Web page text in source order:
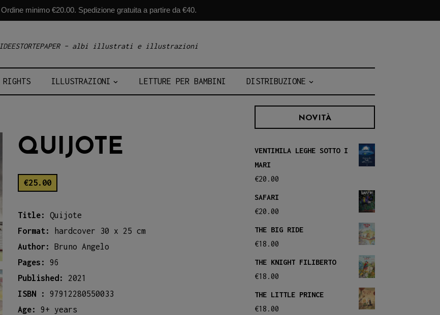
Ordine minimo €20.00. Spedizione gratuita a partire da €40.
IDEESTORTEPAPER – albi illustrati e illustrazioni
RIGHTS ILLUSTRAZIONI LETTURE PER BAMBINI DISTRIBUZIONE
QUIJOTE
€25.00
Title: Quijote
Format:
hardcover 30 x 25 cm
Author:
Bruno Angelo
Pages: 96
Published: 2021
ISBN : 97912280550033
Age: 9+ years
NOVITÀ
VENTIMILA LEGHE SOTTO I
MARI
€20.00
SAFARI
€20.00
THE BIG RIDE
€18.00
THE KNIGHT FILIBERTO
€18.00
THE LITTLE PRINCE
€18.00